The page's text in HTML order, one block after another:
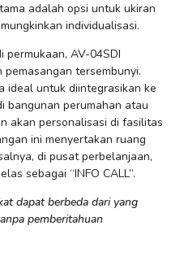
adalah opsi untuk ukiran
individualisasi.
permukaan, AV-04SDI
tersembunyi.
ideal untuk diintegrasikan ke
bangunan perumahan atau
akan personalisasi di fasilitas
ini menyertakan ruang
di pusat perbelanjaan,
sebagai “INFO CALL”.
dapat berbeda dari yang
pemberitahuan